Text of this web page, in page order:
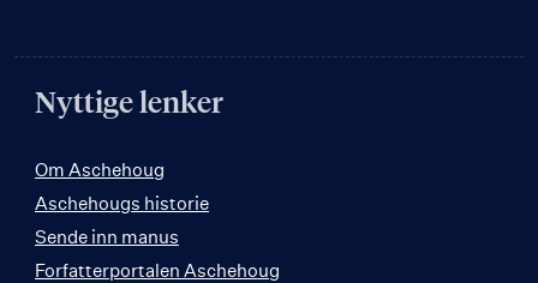
Nyttige lenker
Om Aschehoug
Aschehougs historie
Sende inn manus
Forfatterportalen Aschehoug